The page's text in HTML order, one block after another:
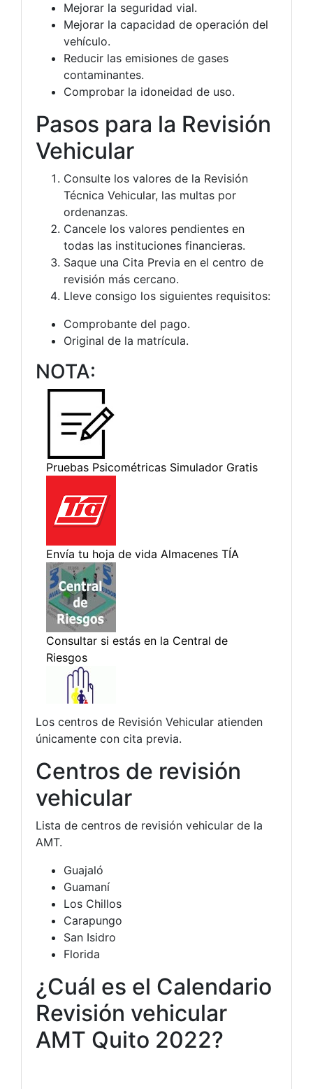
Mejorar la seguridad vial.
Mejorar la capacidad de operación del
vehículo.
Reducir las emisiones de gases
contaminantes.
Comprobar la idoneidad de uso.
Pasos para la Revisión
Vehicular
Consulte los valores de la Revisión
Técnica Vehicular, las multas por
ordenanzas.
Cancele los valores pendientes en
todas las instituciones financieras.
Saque una Cita Previa en el centro de
revisión más cercano.
Lleve consigo los siguientes requisitos:
Comprobante del pago.
Original de la matrícula.
NOTA:
Los centros de Revisión Vehicular atienden
únicamente con cita previa.
Centros de revisión
vehicular
Lista de centros de revisión vehicular de la
AMT.
Guajaló
Guamaní
Los Chillos
Carapungo
San Isidro
Florida
¿Cuál es el Calendario
Revisión vehicular
AMT Quito 2022?